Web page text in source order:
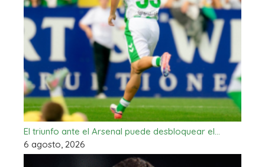
El triunfo ante el Arsenal puede desbloquear el…
6 agosto, 2026